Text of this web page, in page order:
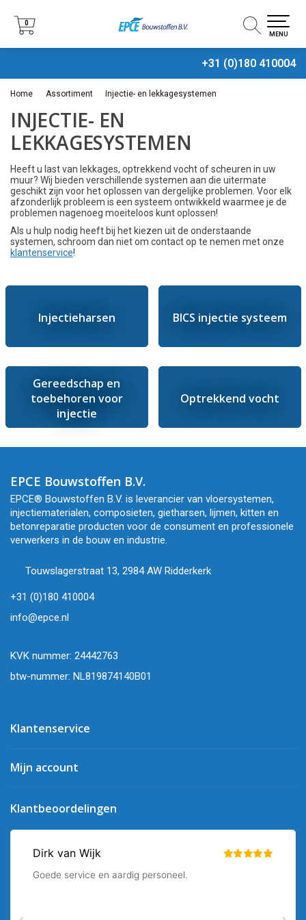
+31 (0)180 410004
0
0
MENU
Home Assortiment Injectie- en lekkagesystemen
INJECTIE- EN
LEKKAGESYSTEMEN
Heeft u last van lekkages, optrekkend vocht of scheuren in uw
muur? Wij bieden verschillende systemen aan die uitermate
geschikt zijn voor het oplossen van dergelijke problemen. Voor elk
afzonderlijk probleem is een systeem ontwikkeld waarmee je de
problemen nagenoeg moeiteloos kunt oplossen!
Als u hulp nodig heeft bij het kiezen uit de onderstaande
systemen, schroom dan niet om contact op te nemen met onze
klantenservice!
Injectieharsen BICS injectie systeem
Gereedschap en
toebehoren voor
injectie
Optrekkend vocht
EPCE Bouwstoffen B.V.
EPCE® Bouwstoffen B.V. is leverancier van vloersystemen,
injectiematerialen, composieten, gietharsen, lijmen, kitten en
betonreparatie producten voor de consument en professionele
verwerkers in de bouw en industrie.
Touwslagerstraat 13, 2984 AW Ridderkerk
+31 (0)180 410004
info@epce.nl
KVK nummer: 24442763
btw-nummer: NL819874140B01
Klantenservice
Mijn account
Klantbeoordelingen